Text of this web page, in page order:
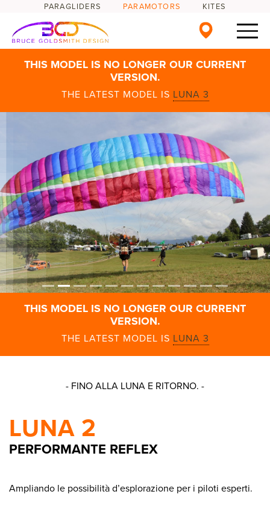
PARAGLIDERS PARAMOTORS KITES
THIS MODEL IS NO LONGER OUR CURRENT
VERSION.
THE LATEST MODEL IS LUNA 3
THIS MODEL IS NO LONGER OUR CURRENT
VERSION.
THE LATEST MODEL IS LUNA 3
- FINO ALLA LUNA E RITORNO. -
LUNA 2
PERFORMANTE REFLEX
Ampliando le possibilità d’esplorazione per i piloti esperti.